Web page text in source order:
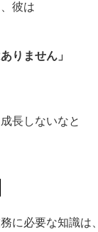
彼は
りません」
長しないなと
に必要な知識は、